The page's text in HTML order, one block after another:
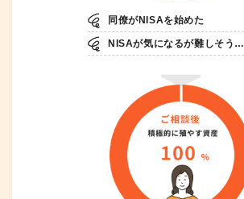
同僚がNISAを始めた
NISAが気になるが難しそう…